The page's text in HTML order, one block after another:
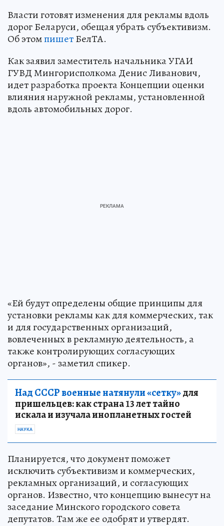
Власти готовят изменения для рекламы вдоль
дорог Беларуси, обещая убрать субъективизм.
Об этомпишетБелТА.
Как заявил заместитель начальника УГАИ
ГУВД Мингорисполкома Денис Ливанович,
идет разработка проекта Концепции оценки
влияния наружной рекламы, установленной
вдоль автомобильных дорог.
«Ей будут определены общие принципы для
установки рекламы как для коммерческих, так
и для государственных организаций,
вовлеченных в рекламную деятельность, а
также контролирующих согласующих
органов», - заметил спикер.
Над СССР военные натянули «сетку»для
пришельцев: как страна 13 лет тайно
искала и изучала инопланетных гостей
НАУКА
Планируется, что документ поможет
исключить субъективизм и коммерческих,
рекламных организаций, и согласующих
органов. Известно, что концепцию вынесут на
заседание Минского городского совета
депутатов. Там же ее одобрят и утвердят.